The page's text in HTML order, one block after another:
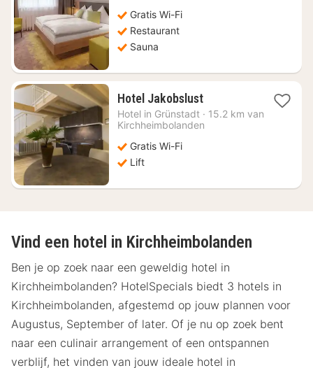
Gratis Wi-Fi
Restaurant
Sauna
Hotel Jakobslust1
nacht
vanaf
Hotel in Grünstadt · 15.2 km van
Kirchheimbolanden
Gratis Wi-Fi
Lift
Vind een hotel in Kirchheimbolanden
Ben je op zoek naar een geweldig hotel in
Kirchheimbolanden? HotelSpecials biedt 3 hotels in
Kirchheimbolanden, afgestemd op jouw plannen voor
Augustus, September of later. Of je nu op zoek bent
naar een culinair arrangement of een ontspannen
verblijf, het vinden van jouw ideale hotel in